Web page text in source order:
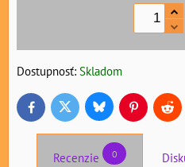
Dostupnosť: Skladom
FacebookTwitter BlueskyPinterest
Recenzie 0